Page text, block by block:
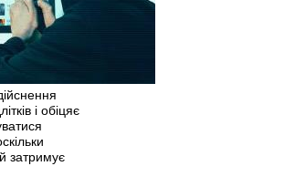
і обіцяє
затримує